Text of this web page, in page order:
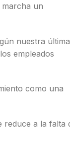
marcha un
nuestra última
empleados
como una
reduce a la falta